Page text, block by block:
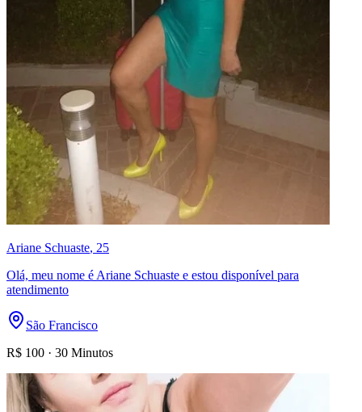
Ariane Schuaste, 25
Olá, meu nome é Ariane Schuaste e estou disponível para
atendimento
São Francisco
R$ 100 · 30 Minutos